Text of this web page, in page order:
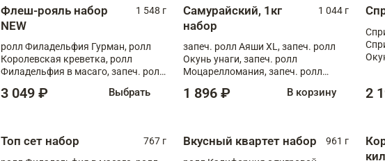
Флеш-рояль набор
NEW
1 548 г
ролл Филадельфия Гурман, ролл
Королевская креветка, ролл
Филадельфия в масаго, запеч. ролл
Тигровая креветка с моцареллой,
3 049 ₽ Выбрать
Самурайский, 1кг
набор
1 044 г
запеч. ролл Аяши XL, запеч. ролл
Окунь унаги, запеч. ролл
Моцарелломания, запеч. ролл
1 896 ₽ В корзину 2
Топ сет набор
767 г
Вкусный квартет набор
961 г